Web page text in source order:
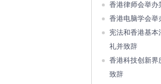
香港律师会举办
香港电脑学会举
宪法和香港基
礼并致辞
香港科技创新界
致辞